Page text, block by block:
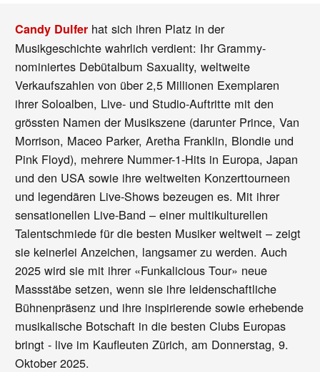
Candy Dulfer hat sich ihren Platz in der
Musikgeschichte wahrlich verdient: Ihr Grammy-
nominiertes Debütalbum Saxuality, weltweite
Verkaufszahlen von über 2,5 Millionen Exemplaren
ihrer Soloalben, Live- und Studio-Auftritte mit den
grössten Namen der Musikszene (darunter Prince, Van
Morrison, Maceo Parker, Aretha Franklin, Blondie und
Pink Floyd), mehrere Nummer-1-Hits in Europa, Japan
und den USA sowie ihre weltweiten Konzerttourneen
und legendären Live-Shows bezeugen es. Mit ihrer
sensationellen Live-Band – einer multikulturellen
Talentschmiede für die besten Musiker weltweit – zeigt
sie keinerlei Anzeichen, langsamer zu werden. Auch
2025 wird sie mit ihrer «Funkalicious Tour» neue
Massstäbe setzen, wenn sie ihre leidenschaftliche
Bühnenpräsenz und ihre inspirierende sowie erhebende
musikalische Botschaft in die besten Clubs Europas
bringt - live im Kaufleuten Zürich, am Donnerstag, 9.
Oktober 2025.